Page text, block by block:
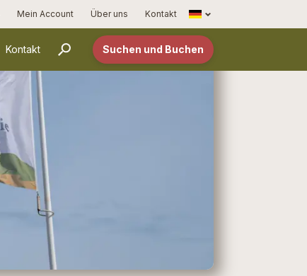
Mein Account Über uns Kontakt
Français
Kontakt Suchen und Buchen